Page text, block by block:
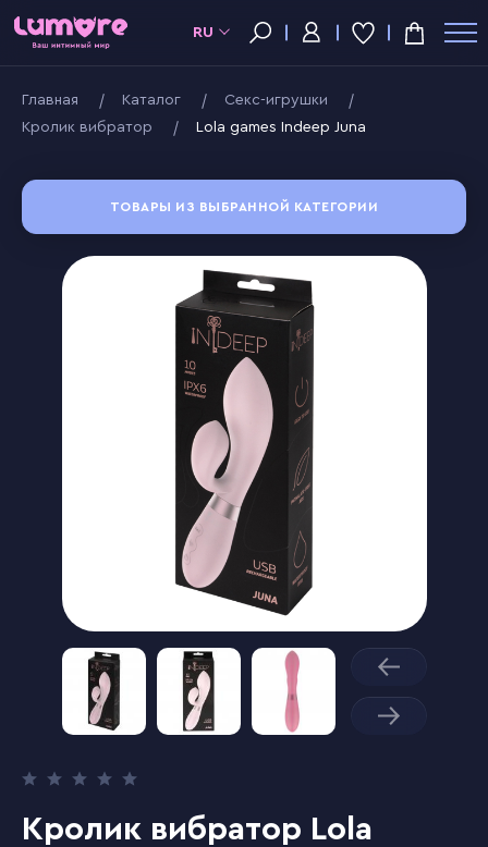
RU
Главная Kаталог
Секс-игрушки
Кролик вибратор
Lola games Indeep Juna
ТОВАРЫ ИЗ ВЫБРАННОЙ КАТЕГОРИИ
Кролик вибратор Lola